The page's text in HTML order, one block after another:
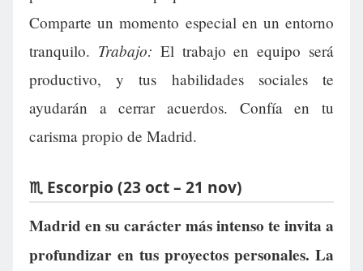
Comparte un momento especial en un entorno
tranquilo. Trabajo: El trabajo en equipo será
productivo, y tus habilidades sociales te
ayudarán a cerrar acuerdos. Confía en tu
carisma propio de Madrid.
♏ Escorpio (23 oct – 21 nov)
Madrid en su carácter más intenso te invita a
profundizar en tus proyectos personales. La